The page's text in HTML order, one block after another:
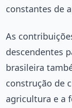
constantes de
As
descendentes
brasileira
construção de
agricultura e a